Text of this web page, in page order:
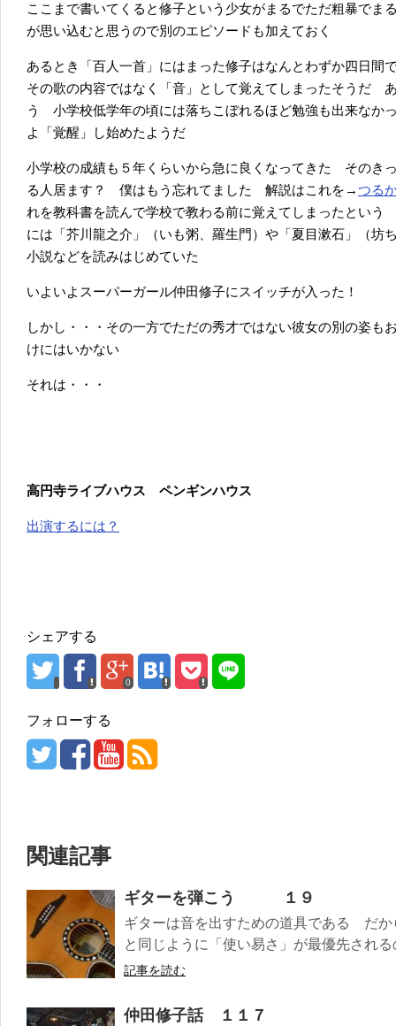
ここまで書いてくると修子という少女がまるでただ粗暴でま
が思い込むと思うので別のエピソードも加えておく
あるとき「百人一首」にはまった修子はなんとわずか四日
その歌の内容ではなく「音」として覚えてしまったそうだ
う 小学校低学年の頃には落ちこぼれるほど勉強も出来なか
よ「覚醒」し始めたようだ
小学校の成績も５年くらいから急に良くなってきた そのき
る人居ます？ 僕はもう忘れてました 解説はこれを→つる
れを教科書を読んで学校で教わる前に覚えてしまったとい
には「芥川龍之介」（いも粥、羅生門）や「夏目漱石」（坊
小説などを読みはじめていた
いよいよスーパーガール仲田修子にスイッチが入った！
しかし・・・その一方でただの秀才ではない彼女の別の姿も
けにはいかない
それは・・・
高円寺ライブハウス ペンギンハウス
出演するには？
シェアする
0
フォローする
関連記事
ギターを弾こう １９
ギターは音を出すための道具である だか
と同じように「使い易さ」が最優先され
記事を読む
仲田修子話 １１７